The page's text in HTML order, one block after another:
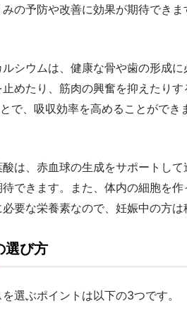
の予防や改善に効果が期待できま
シウムは、健康な骨や歯の形成
めたり、筋肉の興奮を抑えたり
で、吸収効率を高めることができ
は、赤血球の生成をサポートし
できます。また、体内の細胞を
要な栄養素なので、妊娠中の方は
選び方
選ぶポイントは以下の3つです。